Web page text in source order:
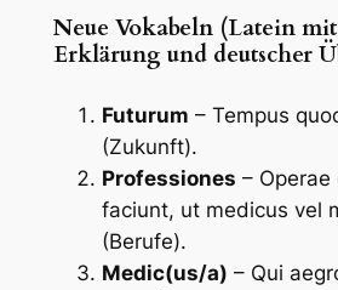
Neue Vokabeln (Latein
Erklärung und deutscher
Futurum – Tempus
(Zukunft).
Professiones – Operae
faciunt, ut medicus vel
(Berufe).
Medic(us/a) – Qui